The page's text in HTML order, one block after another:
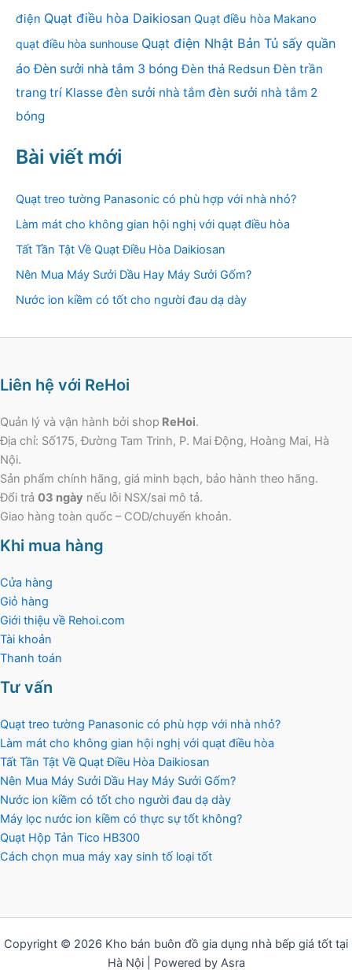
điện Quạt điều hòa Daikiosan Quạt điều hòa Makano
quạt điều hòa sunhouse Quạt điện Nhật Bản Tủ sấy quần
áo Đèn sưởi nhà tắm 3 bóng Đèn thả Redsun Đèn trần
trang trí Klasse đèn sưởi nhà tắm đèn sưởi nhà tắm 2
bóng
Bài viết mới
Quạt treo tường Panasonic có phù hợp với nhà nhỏ?
Làm mát cho không gian hội nghị với quạt điều hòa
Tất Tần Tật Về Quạt Điều Hòa Daikiosan
Nên Mua Máy Sưởi Dầu Hay Máy Sưởi Gốm?
Nước ion kiềm có tốt cho người đau dạ dày
Liên hệ với ReHoi
Quản lý và vận hành bởi shop ReHoi.
Địa chỉ: Số175, Đường Tam Trinh, P. Mai Động, Hoàng Mai, Hà
Nội.
Sản phẩm chính hãng, giá minh bạch, bảo hành theo hãng.
Đổi trả 03 ngày nếu lỗi NSX/sai mô tả.
Giao hàng toàn quốc – COD/chuyển khoản.
Khi mua hàng
Cửa hàng
Giỏ hàng
Giới thiệu về Rehoi.com
Tài khoản
Thanh toán
Tư vấn
Quạt treo tường Panasonic có phù hợp với nhà nhỏ?
Làm mát cho không gian hội nghị với quạt điều hòa
Tất Tần Tật Về Quạt Điều Hòa Daikiosan
Nên Mua Máy Sưởi Dầu Hay Máy Sưởi Gốm?
Nước ion kiềm có tốt cho người đau dạ dày
Máy lọc nước ion kiềm có thực sự tốt không?
Quạt Hộp Tản Tico HB300
Cách chọn mua máy xay sinh tố loại tốt
Copyright © 2026 Kho bán buôn đồ gia dụng nhà bếp giá tốt tại
Hà Nội | Powered by Asra